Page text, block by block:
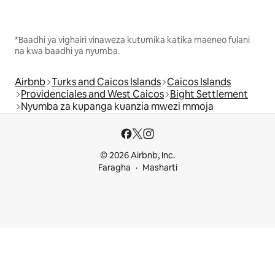
*Baadhi ya vighairi vinaweza kutumika katika maeneo fulani
na kwa baadhi ya nyumba.
Airbnb Turks and Caicos Islands Caicos Islands
Providenciales and West Caicos Bight Settlement
Nyumba za kupanga kuanzia mwezi mmoja
© 2026 Airbnb, Inc.
Faragha
Masharti